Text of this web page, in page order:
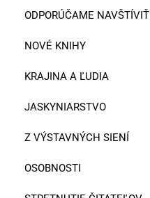
ODPORÚČAME NAVŠTÍVIŤ
NOVÉ KNIHY
KRAJINA A ĽUDIA
JASKYNIARSTVO
Z VÝSTAVNÝCH SIENÍ
OSOBNOSTI